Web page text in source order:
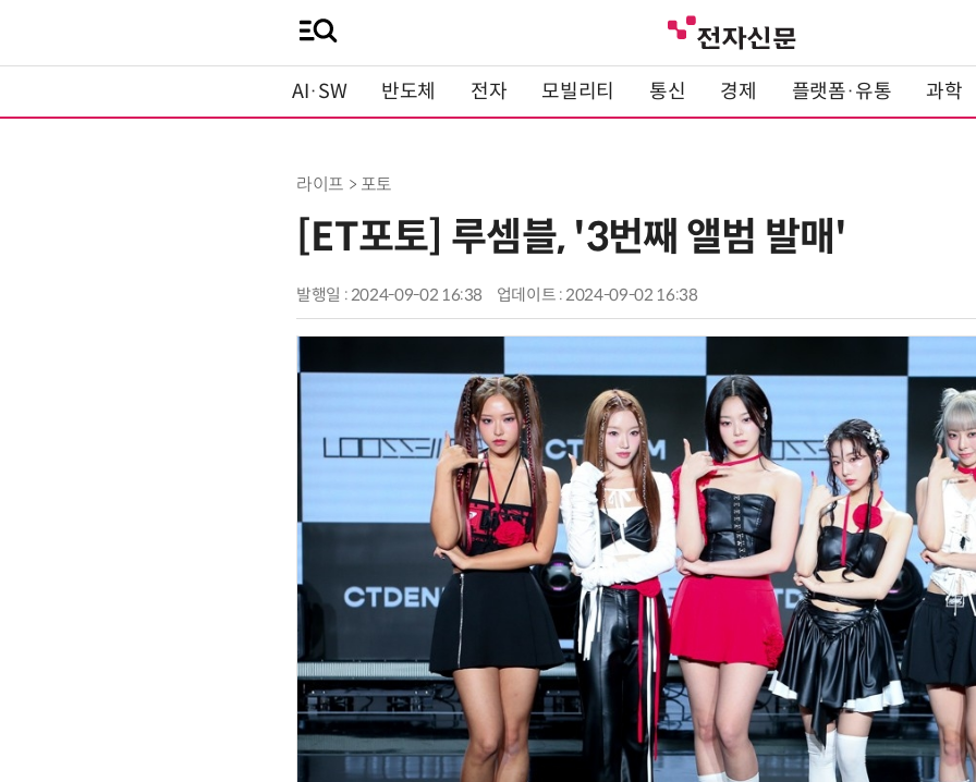
AI·SW 반도체 전자 모빌리티 통신 경제 플랫폼·유통 과학
라이프 > 포토
[ET포토] 루셈블, '3번째 앨범 발매'
발행일 : 2024-09-02 16:38 업데이트 : 2024-09-02 16:38